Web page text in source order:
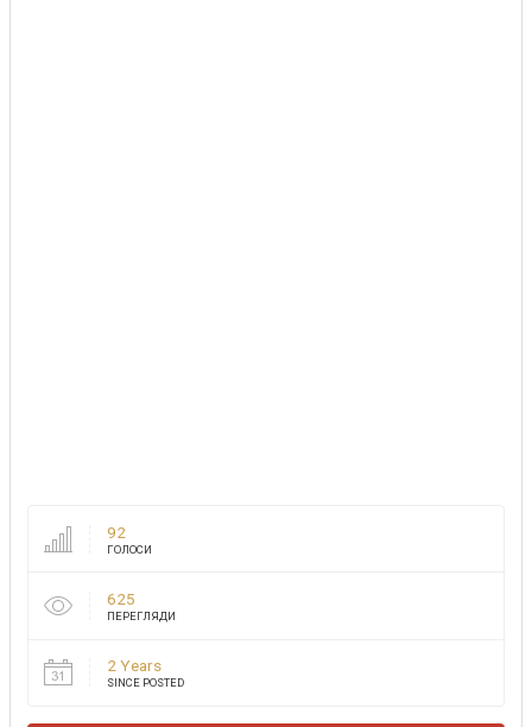
92
ГОЛОСИ
625
ПЕРЕГЛЯДИ
2 Years
SINCE POSTED